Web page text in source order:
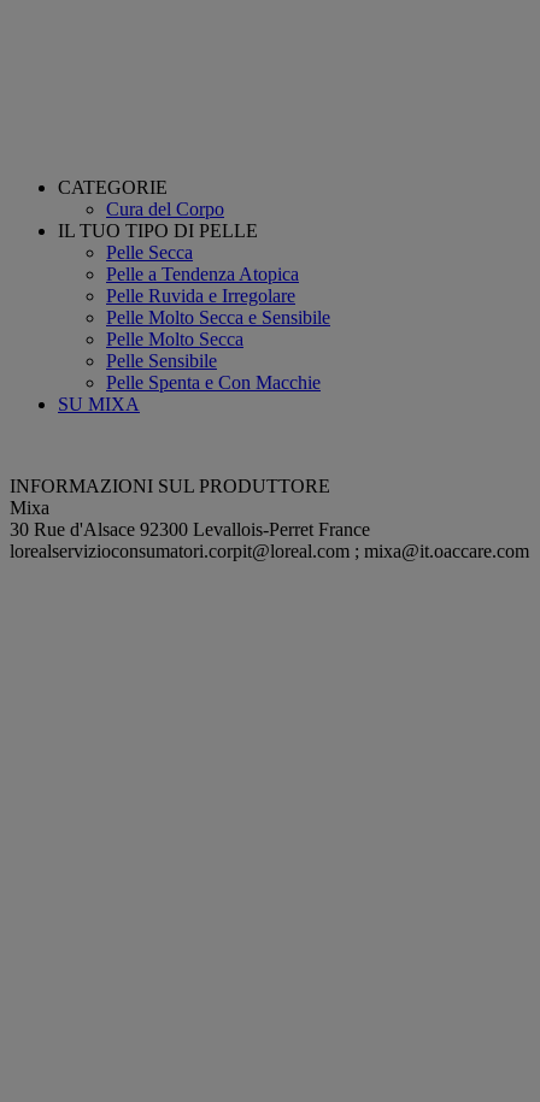
CATEGORIE
Cura del Corpo
IL TUO TIPO DI PELLE
Pelle Secca
Pelle a Tendenza Atopica
Pelle Ruvida e Irregolare
Pelle Molto Secca e Sensibile
Pelle Molto Secca
Pelle Sensibile
Pelle Spenta e Con Macchie
SU MIXA
INFORMAZIONI SUL PRODUTTORE
Mixa
30 Rue d'Alsace 92300 Levallois-Perret France
lorealservizioconsumatori.corpit@loreal.com ; mixa@it.oaccare.com